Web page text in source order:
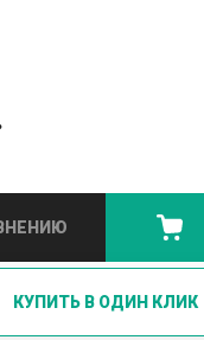
КУПИТЬ В ОДИН КЛИК